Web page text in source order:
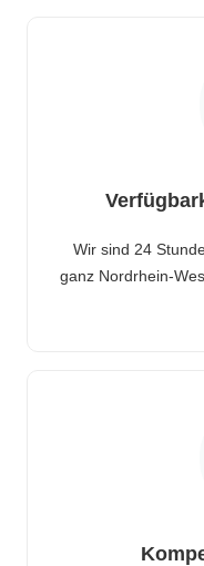
Wir sind 24
ganz Nordrhein-